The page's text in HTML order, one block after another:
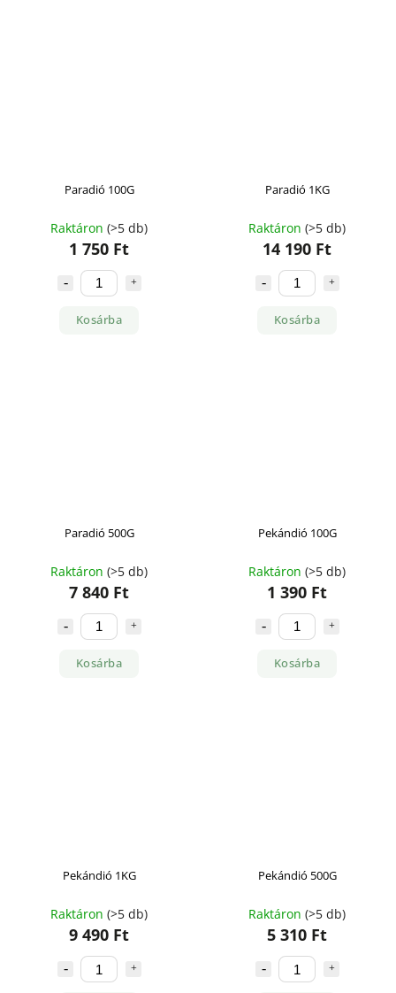
Paradió 100G
Raktáron (>5 db)
1 750 Ft
Kosárba
Paradió 1KG
Raktáron (>5 db)
14 190 Ft
Kosárba
Paradió 500G
Raktáron (>5 db)
7 840 Ft
Kosárba
Pekándió 100G
Raktáron (>5 db)
1 390 Ft
Kosárba
Pekándió 1KG
Raktáron (>5 db)
9 490 Ft
Pekándió 500G
Raktáron (>5 db)
5 310 Ft